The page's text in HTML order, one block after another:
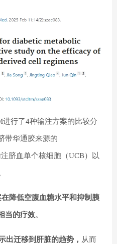
行了4种输注方案的比较分
带华通胶来源的
脐血单个核细胞（UCB）以
降低空腹血糖水平和抑制胰
当的疗效。
出迁移到肝脏的趋势， 从而